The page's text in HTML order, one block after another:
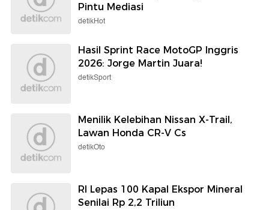
Pintu Mediasi
detikHot
Hasil Sprint Race MotoGP Inggris
2026: Jorge Martin Juara!
detikSport
Menilik Kelebihan Nissan X-Trail,
Lawan Honda CR-V Cs
detikOto
RI Lepas 100 Kapal Ekspor Mineral
Senilai Rp 2,2 Triliun